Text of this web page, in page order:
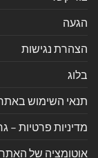
הגעה
הצהרת נגישות
בלוג
תנאי השימוש
מדיניות פרטיות –
אוטומציה של האתר